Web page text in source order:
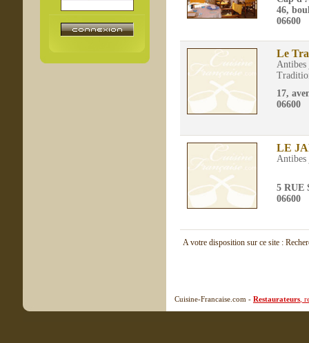
46,
06600
Le
Antibes
17,
06600
LE
Antibes
5 RUE
06600
A votre disposition sur ce site :
Cuisine-Francaise.com - Restaurateurs ,